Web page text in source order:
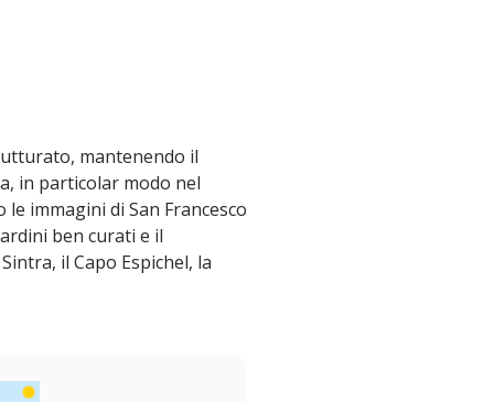
mantenendo il
in particolar modo nel
immagini di San Francesco
ben curati e il
il Capo Espichel, la